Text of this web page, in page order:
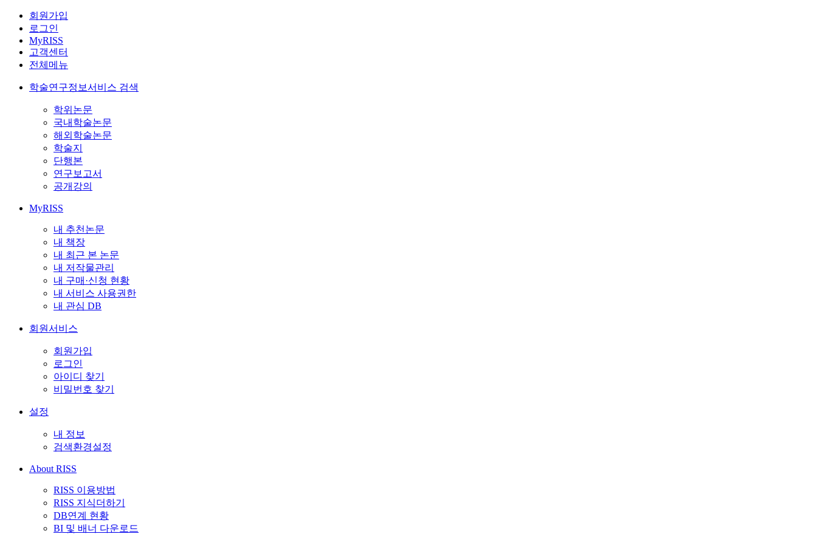
회원가입
로그인
MyRISS
고객센터
전체메뉴
학술연구정보서비스 검색
학위논문
국내학술논문
해외학술논문
학술지
단행본
연구보고서
공개강의
MyRISS
내 추천논문
내 책장
내 최근 본 논문
내 저작물관리
내 구매·신청 현황
내 서비스 사용권한
내 관심 DB
회원서비스
회원가입
로그인
아이디 찾기
비밀번호 찾기
설정
내 정보
검색환경설정
About RISS
RISS 이용방법
RISS 지식더하기
DB연계 현황
BI 및 배너 다운로드